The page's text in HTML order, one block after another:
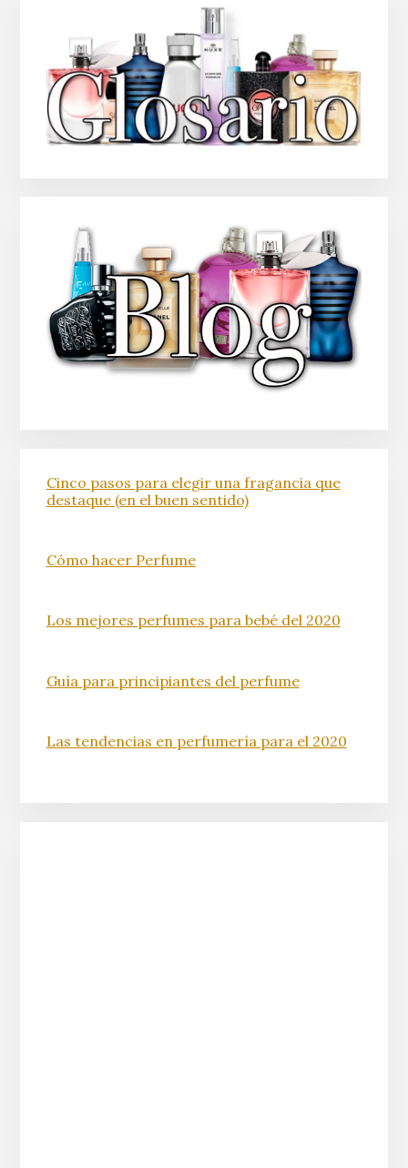
Cinco pasos para elegir una fragancia que
destaque (en el buen sentido)
Cómo hacer Perfume
Los mejores perfumes para bebé del 2020
Guía para principiantes del perfume
Las tendencias en perfumería para el 2020